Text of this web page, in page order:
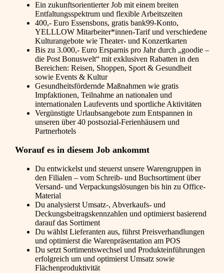
Ein zukunftsorientierter Job mit einem breiten
Entfaltungsspektrum und flexible Arbeitszeiten
400,- Euro Essensbons, gratis bank99-Konto,
YELLLOW Mitarbeiter*innen-Tarif und verschiedene
Kulturangebote wie Theater- und Konzertkarten
Bis zu 3.000,- Euro Ersparnis pro Jahr durch „goodie –
die Post Bonuswelt“ mit exklusiven Rabatten in den
Bereichen: Reisen, Shoppen, Sport & Gesundheit
sowie Events & Kultur
Gesundheitsfördernde Maßnahmen wie gratis
Impfaktionen, Teilnahme an nationalen und
internationalen Laufevents und sportliche Aktivitäten
Vergünstigte Urlaubsangebote zum Entspannen in
unseren über 40 postsozial-Ferienhäusern und
Partnerhotels
Worauf es in diesem Job ankommt
Du entwickelst und steuerst unsere Warengruppen in
den Filialen – vom Schreib- und Buchsortiment über
Versand- und Verpackungslösungen bis hin zu Office-
Material
Du analysierst Umsatz-, Abverkaufs- und
Deckungsbeitragskennzahlen und optimierst basierend
darauf das Sortiment
Du wählst Lieferanten aus, führst Preisverhandlungen
und optimierst die Warenpräsentation am POS
Du setzt Sortimentswechsel und Produkteinführungen
erfolgreich um und optimierst Umsatz sowie
Flächenproduktivität